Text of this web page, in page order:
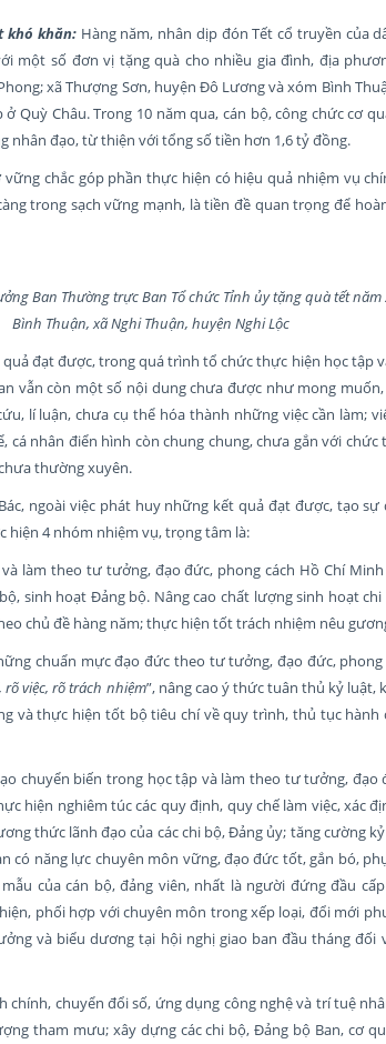
khó khăn:Hàng năm, nhân dịp đón Tết cổ truyền của
một số đơn vị tặng quà cho nhiều gia đình, địa
xã Thượng Sơn, huyện Đô Lương và xóm Bình
Quỳ Châu. Trong 10 năm qua, cán bộ, công chức cơ
nhân đạo, từ thiện với tổng số tiền hơn 1,6 tỷ đồng.
chắc góp phần thực hiện có hiệu quả nhiệm vụ
trong sạch vững mạnh, là tiền đề quan trọng để
Ban Thường trực Ban Tổ chức Tỉnh ủy tặng quà tết
Bình Thuận, xã Nghi Thuận, huyện Nghi Lộc
đạt được, trong quá trình tổ chức thực hiện học tập
vẫn còn một số nội dung chưa được như mong
lí luận, chưa cụ thể hóa thành những việc cần làm;
nhân điển hình còn chung chung, chưa gắn với chức
thường xuyên.
ngoài việc phát huy những kết quả đạt được, tạo
hiện 4 nhóm nhiệm vụ, trọng tâm là:
làm theo tư tưởng, đạo đức, phong cách Hồ Chí
sinh hoạt Đảng bộ. Nâng cao chất lượng sinh hoạt
chủ đề hàng năm; thực hiện tốt trách nhiệm nêu
chuẩn mực đạo đức theo tư tưởng, đạo đức, phong
rõ việc, rõ trách nhiệm”, nâng cao ý thức tuân thủ kỷ luật,
và thực hiện tốt bộ tiêu chí về quy trình, thủ tục hành
chuyển biến trong học tập và làm theo tư tưởng, đạo
hiện nghiêm túc các quy định, quy chế làm việc, xác
thức lãnh đạo của các chi bộ, Đảng ủy; tăng cường
có năng lực chuyên môn vững, đạo đức tốt, gắn bó,
của cán bộ, đảng viên, nhất là người đứng đầu
phối hợp với chuyên môn trong xếp loại, đổi mới
và biểu dương tại hội nghị giao ban đầu tháng đối
chính, chuyển đổi số, ứng dụng công nghệ và trí tuệ
tham mưu; xây dựng các chi bộ, Đảng bộ Ban, cơ